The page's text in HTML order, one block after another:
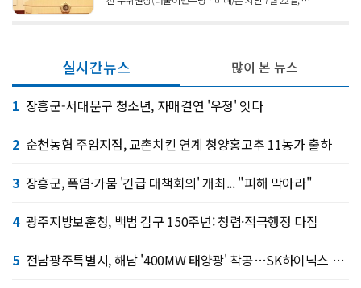
실시간뉴스
1 장흥군-서대문구 청소년, 자매결연 '우정' 잇다
2 순천농협 주암지점, 교촌치킨 연계 청양홍고추 11농가 출하
3 장흥군, 폭염·가뭄 '긴급 대책회의' 개최... "피해 막아라"
4 광주지방보훈청, 백범 김구 150주년: 청렴·적극행정 다짐
5 전남광주특별시, 해남 '400MW 태양광' 착공…SK하이닉스 공급
많이 본 뉴스